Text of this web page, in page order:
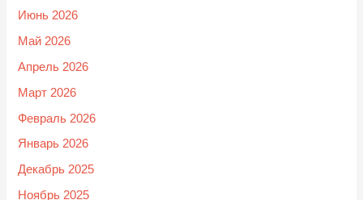
Июнь 2026
Май 2026
Апрель 2026
Март 2026
Февраль 2026
Январь 2026
Декабрь 2025
Ноябрь 2025